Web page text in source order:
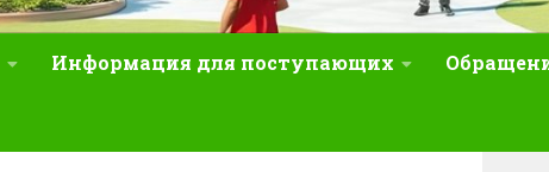
Информация для поступающих